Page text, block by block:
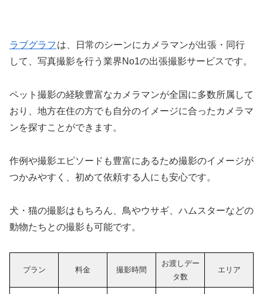
ラブグラフ は、日常のシーンにカメラマンが出張・同行
して、写真撮影を行う業界No1の出張撮影サービスです。
ペット撮影の経験豊富なカメラマンが全国に多数所属して
おり、地方在住の方でも自分のイメージに合ったカメラマ
ンを探すことができます。
作例や撮影エピソードも豊富にあるため撮影のイメージが
つかみやすく、初めて依頼する人にも安心です。
犬・猫の撮影はもちろん、鳥やウサギ、ハムスターなどの
動物たちとの撮影も可能です。
プラン 料金 撮影時間
お渡しデー
タ数
エリア